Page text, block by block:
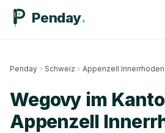
Penday
Penday Schweiz Appenzell Innerrhoden
Wegovy im
Appenzell